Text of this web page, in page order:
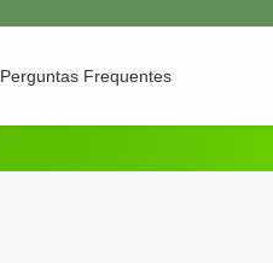
Perguntas Frequentes